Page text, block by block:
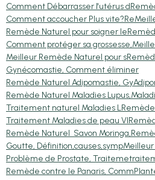
Comment Débarrasser l'utérus d
Comment accoucher Plus vite?Re
Remède Naturel pour soigner le
Comment protéger sa grossesse,
Meilleur Remède Naturel pour s
Gynécomastie, Comment éliminer
Remède Naturel Adipomastie, Gy
Remède Naturel Maladies Lupus,
Traitement naturel Maladies L
Traitement Maladies de peau VI
Remède Naturel Savon Moringa,
Goutte, Définition,causes,symp
Problème de Prostate, Traiteme
Remède contre le Panaris, Comm